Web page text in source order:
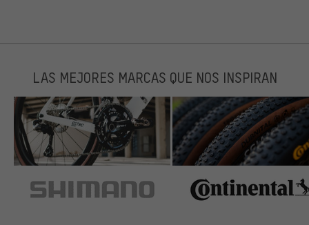
LAS MEJORES MARCAS QUE NOS INSPIRAN